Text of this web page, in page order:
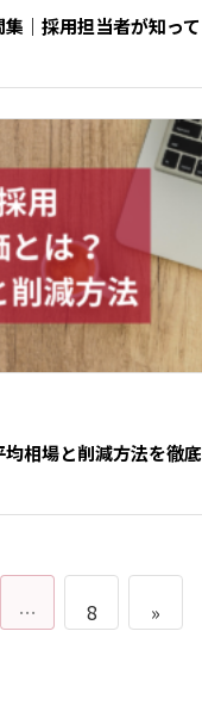
｜採用担当者が知って
相場と削減方法を徹底
… 8 »